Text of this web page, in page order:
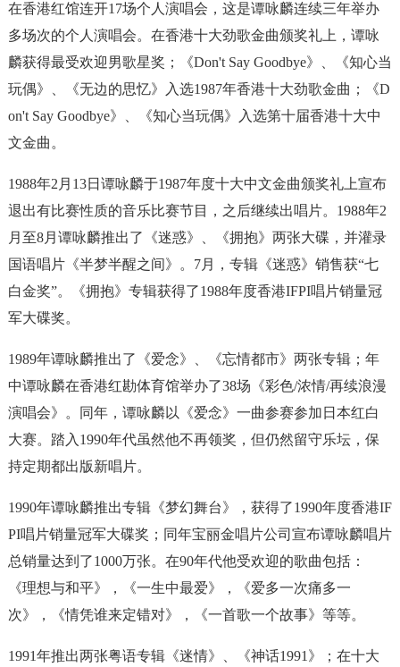
在香港红馆连开17场个人演唱会，这是谭咏麟连续三年举办
多场次的个人演唱会。在香港十大劲歌金曲颁奖礼上，谭咏
麟获得最受欢迎男歌星奖；《Don't Say Goodbye》、《知心当
玩偶》、《无边的思忆》入选1987年香港十大劲歌金曲；《D
on't Say Goodbye》、《知心当玩偶》入选第十届香港十大中
文金曲。
1988年2月13日谭咏麟于1987年度十大中文金曲颁奖礼上宣布
退出有比赛性质的音乐比赛节目，之后继续出唱片。1988年2
月至8月谭咏麟推出了《迷惑》、《拥抱》两张大碟，并灌录
国语唱片《半梦半醒之间》。7月，专辑《迷惑》销售获“七
白金奖”。《拥抱》专辑获得了1988年度香港IFPI唱片销量冠
军大碟奖。
1989年谭咏麟推出了《爱念》、《忘情都市》两张专辑；年
中谭咏麟在香港红勘体育馆举办了38场《彩色/浓情/再续浪漫
演唱会》。同年，谭咏麟以《爱念》一曲参赛参加日本红白
大赛。踏入1990年代虽然他不再领奖，但仍然留守乐坛，保
持定期都出版新唱片。
1990年谭咏麟推出专辑《梦幻舞台》，获得了1990年度香港IF
PI唱片销量冠军大碟奖；同年宝丽金唱片公司宣布谭咏麟唱片
总销量达到了1000万张。在90年代他受欢迎的歌曲包括：
《理想与和平》，《一生中最爱》，《爱多一次痛多一
次》，《情凭谁来定错对》，《一首歌一个故事》等等。
1991年推出两张粤语专辑《迷情》、《神话1991》；在十大